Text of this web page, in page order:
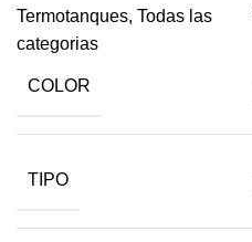
Termotanques, Todas las
categorias
COLOR
TIPO